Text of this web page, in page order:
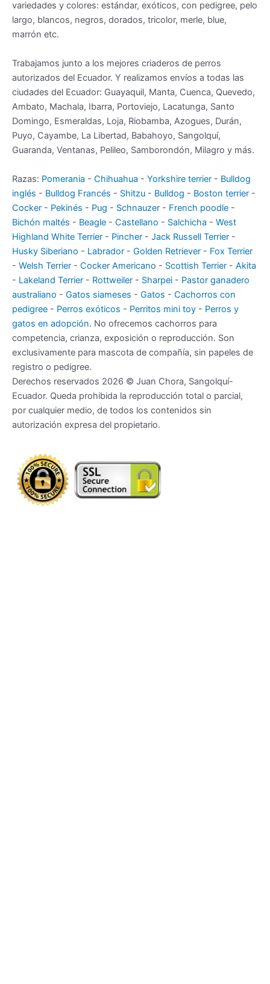
variedades y colores: estándar, exóticos, con pedigree, pelo
largo, blancos, negros, dorados, tricolor, merle, blue,
marrón etc.
Trabajamos junto a los mejores criaderos de perros
autorizados del Ecuador. Y realizamos envíos a todas las
ciudades del Ecuador: Guayaquil, Manta, Cuenca, Quevedo,
Ambato, Machala, Ibarra, Portoviejo, Lacatunga, Santo
Domingo, Esmeraldas, Loja, Riobamba, Azogues, Durán,
Puyo, Cayambe, La Libertad, Babahoyo, Sangolquí,
Guaranda, Ventanas, Pelileo, Samborondón, Milagro y más.
Razas: Pomerania - Chihuahua - Yorkshire terrier - Bulldog
inglés - Bulldog Francés - Shitzu - Bulldog - Boston terrier -
Cocker - Pekinés - Pug - Schnauzer - French poodle -
Bichón maltés - Beagle - Castellano - Salchicha - West
Highland White Terrier - Pincher - Jack Russell Terrier -
Husky Siberiano - Labrador - Golden Retriever - Fox Terrier
- Welsh Terrier - Cocker Americano - Scottish Terrier - Akita
- Lakeland Terrier - Rottweiler - Sharpei - Pastor ganadero
australiano - Gatos siameses - Gatos - Cachorros con
pedigree - Perros exóticos - Perritos mini toy - Perros y
gatos en adopción. No ofrecemos cachorros para
competencia, crianza, exposición o reproducción. Son
exclusivamente para mascota de compañía, sin papeles de
registro o pedigree.
Derechos reservados 2026 © Juan Chora, Sangolquí-
Ecuador. Queda prohibida la reproducción total o parcial,
por cualquier medio, de todos los contenidos sin
autorización expresa del propietario.